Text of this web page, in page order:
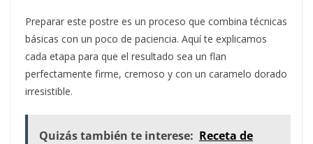
Preparar este postre es un proceso que combina técnicas
básicas con un poco de paciencia. Aquí te explicamos
cada etapa para que el resultado sea un flan
perfectamente firme, cremoso y con un caramelo dorado
irresistible.
Quizás también te interese: Receta de